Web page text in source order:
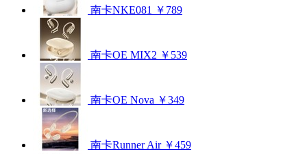
南卡NKE081 ￥789
南卡OE MIX2 ￥539
南卡OE Nova ￥349
南卡Runner Air ￥459